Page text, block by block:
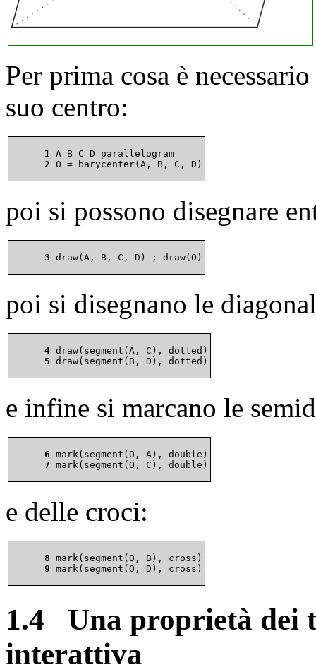
Per prima cosa è
suo centro:
      1
      2
poi si possono disegnare
      3
poi si disegnano le
      4
      5
e infine si marcano le
      6
      7
e delle croci:
      8
      9
1.4 Una proprietà dei
interattiva